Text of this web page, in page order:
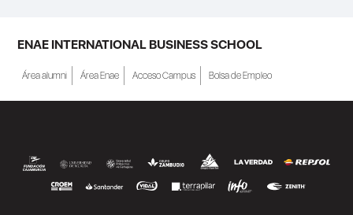
ENAE INTERNATIONAL BUSINESS SCHOOL
Área alumni Área Enae Acceso Campus Bolsa de Empleo